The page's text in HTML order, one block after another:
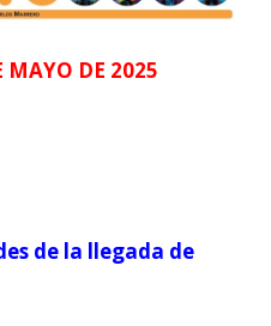
MAYO DE 2025
de la llegada de